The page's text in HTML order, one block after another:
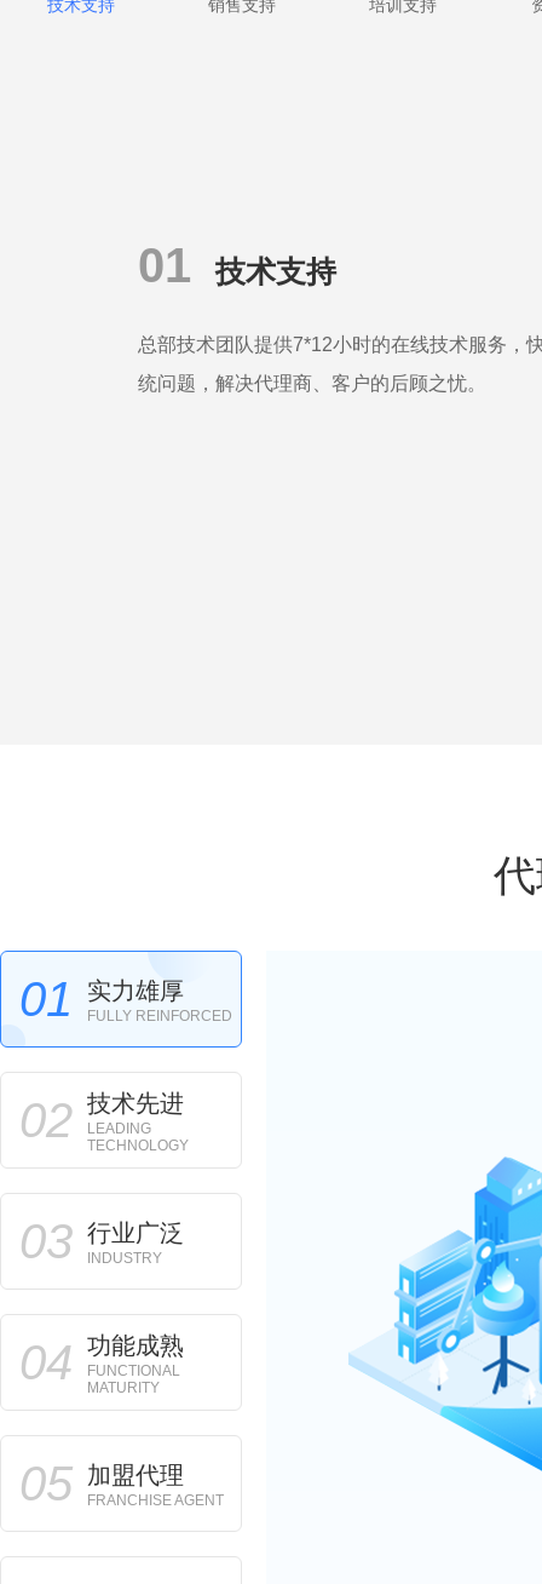
技术支持 销售支持 培训支持
01 技术支持
总部技术团队提供7*12小时的在线技术服务，
统问题，解决代理商、客户的后顾之忧。
01 实力雄厚
FULLY REINFORCED
02 技术先进
LEADING
TECHNOLOGY
03 行业广泛
INDUSTRY
04 功能成熟
FUNCTIONAL
MATURITY
05 加盟代理
FRANCHISE AGENT